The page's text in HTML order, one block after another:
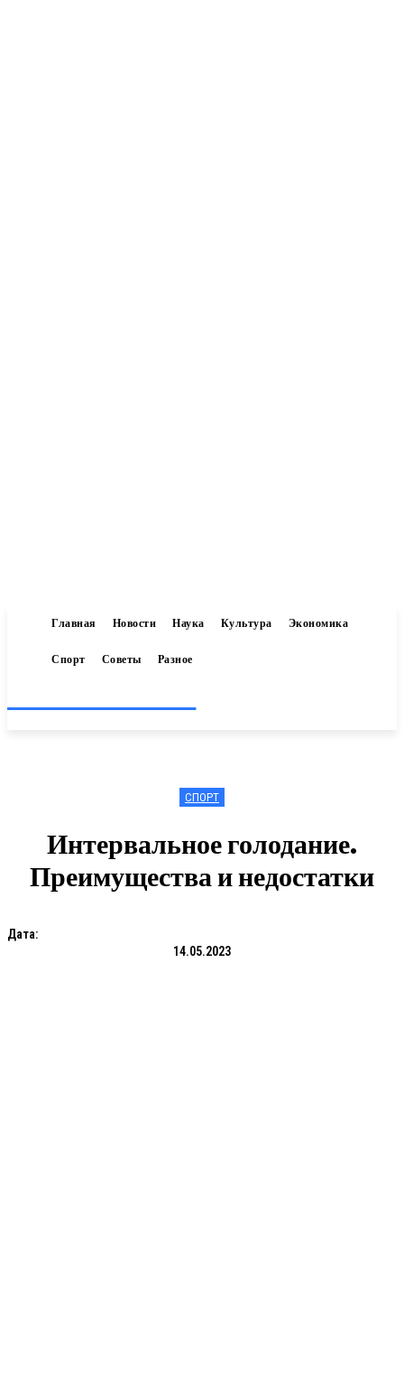
Главная Новости Наука Культура Экономика
Спорт Советы Разное
СПОРТ
Интервальное голодание.
Преимущества и недостатки
Дата:
14.05.2023